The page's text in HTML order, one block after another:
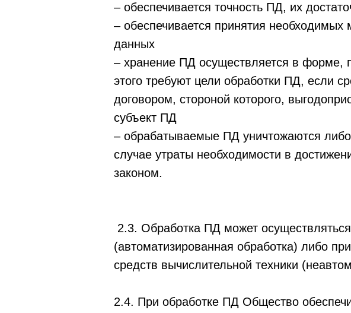
– обеспечивается точность ПД, их
– обеспечивается принятия
данных
– хранение ПД осуществляется в
этого требуют цели обработки ПД, если
договором, стороной которого,
субъект ПД
– обрабатываемые ПД уничтожаются
случае утраты необходимости в
законом.
2.3. Обработка ПД может
(автоматизированная обработка) либо
средств вычислительной техники
2.4. При обработке ПД Общество